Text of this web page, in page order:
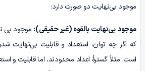
موجود بی‌نهایت دو صورت دارد:
موجودبی‌نهایت بالقوه (غیر حقیقی): موجود بی
که اگر چه توان، استعداد و قابلیت بی‌نهایت
است. مثلاً گسترۀ اعداد محدودند، اما قابلیت و